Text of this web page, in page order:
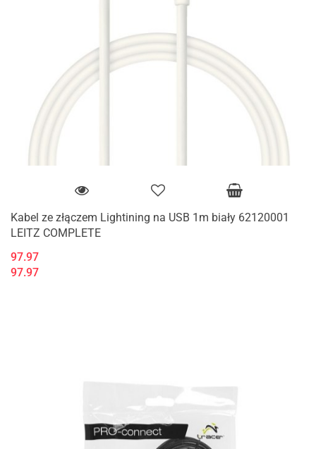
Kabel ze złączem Lightining na USB 1m biały 62120001
LEITZ COMPLETE
97.97
97.97